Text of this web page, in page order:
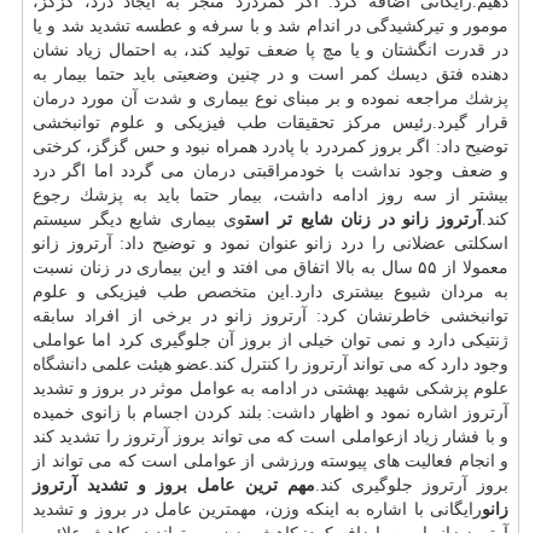
مومور و تیركشیدگی در اندام شد و با سرفه و عطسه تشدید شد و یا
در قدرت انگشتان و یا مچ پا ضعف تولید كند، به احتمال زیاد نشان
دهنده فتق دیسك كمر است و در چنین وضعیتی باید حتما بیمار به
پزشك مراجعه نموده و بر مبنای نوع بیماری و شدت آن مورد درمان
قرار گیرد.رئیس مركز تحقیقات طب فیزیكی و علوم توانبخشی
توضیح داد: اگر بروز كمردرد با پادرد همراه نبود و حس گزگز، كرختی
و ضعف وجود نداشت با خودمراقبتیدرمان می گردد اما اگر درد
بیشتر از سه روز ادامه داشت، بیمار حتما باید به پزشك رجوع
كند. آرتروز زانو در زنان شایع تر استوی بیماری شایع دیگر سیستم
اسكلتی عضلانی را درد زانو عنوان نمود و توضیح داد: آرتروز زانو
معمولا از ۵۵ سال به بالا اتفاق می افتد و این بیماری در زنان نسبت
به مردان شیوع بیشتری دارد.این متخصص طب فیزیكی و علوم
توانبخشی خاطرنشان كرد: آرتروز زانو در برخی از افراد سابقه
ژنتیكی دارد و نمی توان خیلی از بروز آن جلوگیری كرد اما عواملی
وجود دارد كه می تواند آرتروز را كنترل كند.عضو هیئت علمی دانشگاه
علوم پزشكی شهید بهشتی در ادامه به عوامل موثر در بروز و تشدید
آرتروز اشاره نمود و اظهار داشت: بلند كردن اجسام با زانوی خمیده
و با فشار زیاد ازعواملی است كه می تواند بروز آرتروز را تشدید كند
و انجام فعالیت های پیوسته ورزشی از عواملی است كه می تواند از
بروز آرتروز جلوگیری كند.مهم ترین عامل بروز و تشدید آرتروز
زانورایگانی با اشاره به اینكه وزن، مهمترین عامل در بروز و تشدید